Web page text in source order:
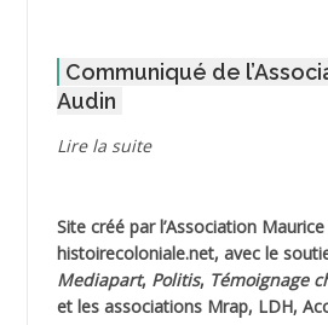
AGOULMINE
AHLOUCHE Mabrouk *
AIBLIED Ahmed
Communiqué de
Audin
Lire la suite
Site créé par l’Association Maurice
histoirecoloniale.net, avec le
Mediapart, Politis, Témoignage
et les associations Mrap, LDH,